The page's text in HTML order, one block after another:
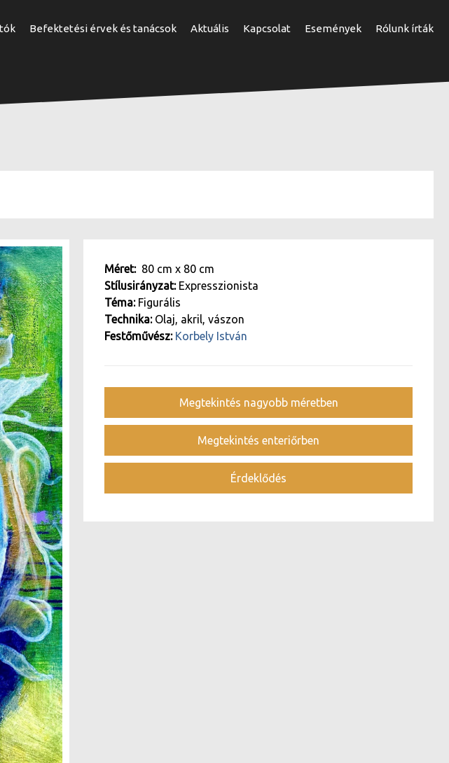
Befektetési érvek és tanácsok Aktuális Kapcsolat Események Rólunk írták
Méret: 80 cm x 80 cm
Stílusirányzat: Expresszionista
Téma: Figurális
Technika: Olaj, akril, vászon
Festőművész: Korbely István
Megtekintés nagyobb méretben
Megtekintés enteriőrben
Érdeklődés